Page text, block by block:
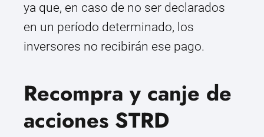
ya que, en caso de no ser declarados
en un período determinado, los
inversores no recibirán ese pago.
Recompra y canje de
acciones STRD